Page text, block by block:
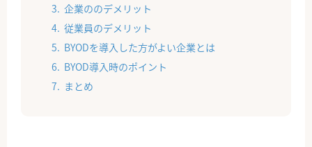
企業ののデメリット
従業員のデメリット
BYODを導入した方がよい企業とは
BYOD導入時のポイント
まとめ